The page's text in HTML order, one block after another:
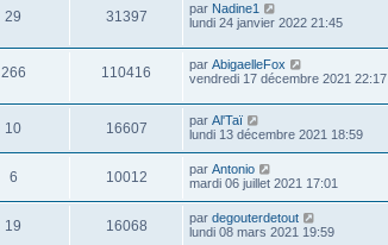
29 31397 par Nadine1
lundi 24 janvier 2022 21:45
266 110416 par AbigaelleFox
vendredi 17 décembre 2021 22:17
10 16607 par Al'Taï
lundi 13 décembre 2021 18:59
6 10012 par Antonio
mardi 06 juillet 2021 17:01
19 16068 par degouterdetout
lundi 08 mars 2021 19:59